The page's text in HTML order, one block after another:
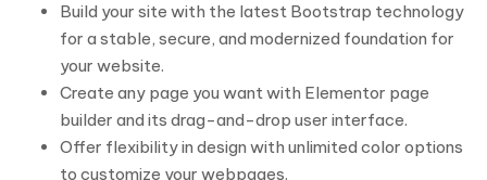
Build your site with the latest Bootstrap technology
for a stable, secure, and modernized foundation for
your website.
Create any page you want with Elementor page
builder and its drag-and-drop user interface.
Offer flexibility in design with unlimited color options
to customize your webpages.